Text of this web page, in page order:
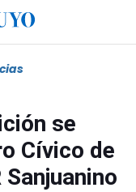
se
Cívico de
Sanjuanino